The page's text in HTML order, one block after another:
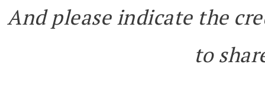
And please indicate the
to